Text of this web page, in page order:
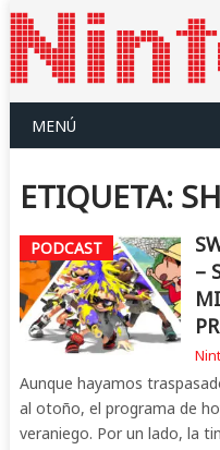
MENÚ
ETIQUETA:
PODCAST
–
Aunque hayamos
al otoño, el programa de
veraniego. Por un lado, la